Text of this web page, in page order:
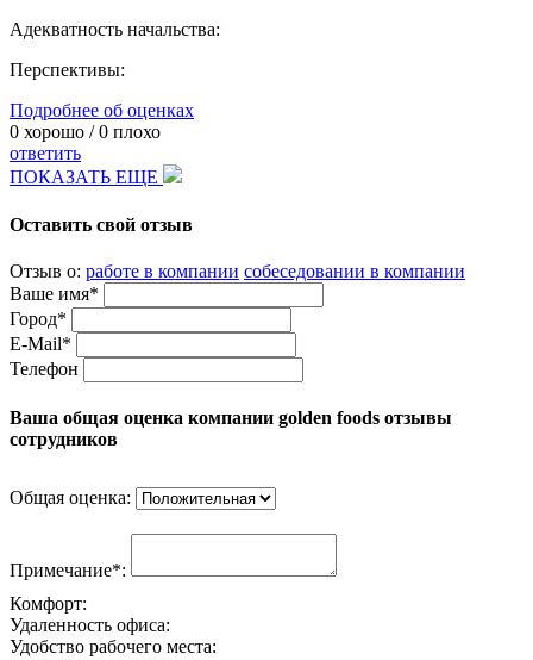
Адекватность начальства:
Перспективы:
Подробнее об оценках
0 хорошо /0 плохо
ответить
ПОКАЗАТЬ ЕЩЕ
Оставить свой отзыв
Отзыв о: работе в компании собеседовании в компании
Ваше имя*
Город*
E-Mail*
Телефон
Ваша общая оценка компании golden foods отзывы
сотрудников
Общая оценка:
Примечание*:
Комфорт:
Удаленность офиса:
Удобство рабочего места: